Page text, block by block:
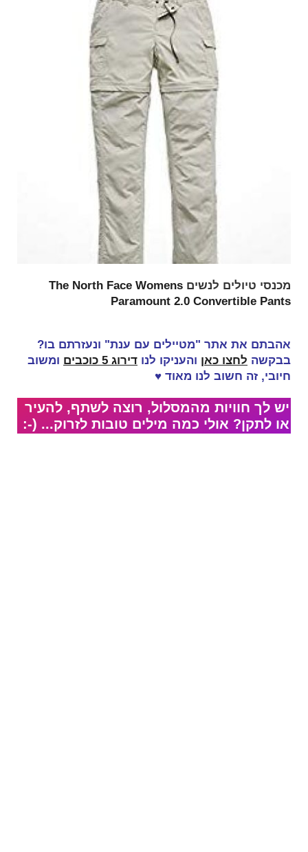
מכנסי טיולים לנשים The North Face Womens
Paramount 2.0 Convertible Pants
אהבתם את אתר "מטיילים עם ענת" ונעזרתם בו?
בבקשה לחצו כאן והעניקו לנו דירוג 5 כוכבים
ומשוב
חיובי, זה חשוב לנו מאוד ♥
יש לך חוויות מהמסלול, רוצה לשתף, להעיר
או לתקן? אולי כמה מילים טובות לזרוק... (-: